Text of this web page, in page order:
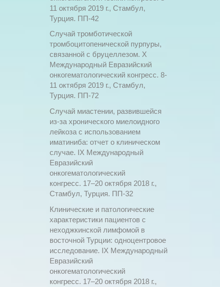
11 октября 2019 г., Стамбул,
Турция. ПП-42
Случай тромботической
тромбоцитопенической пурпуры,
связанной с бруцеллезом. X
Международный Евразийский
онкогематологический конгресс. 8-
11 октября 2019 г., Стамбул,
Турция. ПП-72
Случай миастении, развившейся
из-за хронического миелоидного
лейкоза с использованием
иматиниба: отчет о клиническом
случае. IX Международный
Евразийский
онкогематологический
конгресс. 17–20 октября 2018 г.,
Стамбул, Турция. ПП-32
Клинические и патологические
характеристики пациентов с
неходжкинской лимфомой в
восточной Турции: одноцентровое
исследование. IX Международный
Евразийский
онкогематологический
конгресс. 17–20 октября 2018 г.,